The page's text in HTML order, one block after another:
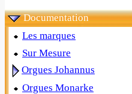
Documentation
Les marques
Sur Mesure
Orgues Johannus
Orgues Monarke